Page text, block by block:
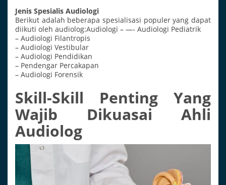
Jenis Spesialis Audiologi
Berikut adalah beberapa spesialisasi populer yang dapat
diikuti oleh audiolog:Audiologi – —- Audiologi Pediatrik
– Audiologi Filantropis
– Audiologi Vestibular
– Audiologi Pendidikan
– Pendengar Percakapan
– Audiologi Forensik
Skill-Skill Penting Yang
Wajib Dikuasai Ahli
Audiolog